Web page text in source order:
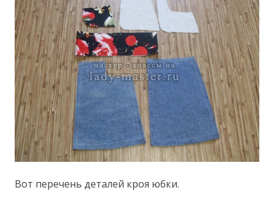
Вот перечень деталей кроя юбки.